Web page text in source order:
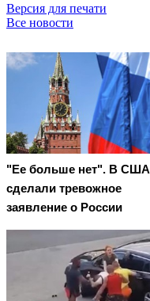
Версия для печати
Все новости
"Ее больше нет". В США
сделали тревожное
заявление о России